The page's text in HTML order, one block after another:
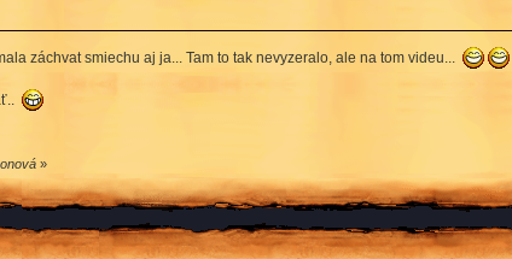
záchvat smiechu aj ja... Tam to tak nevyzeralo, ale na tom videu...
»